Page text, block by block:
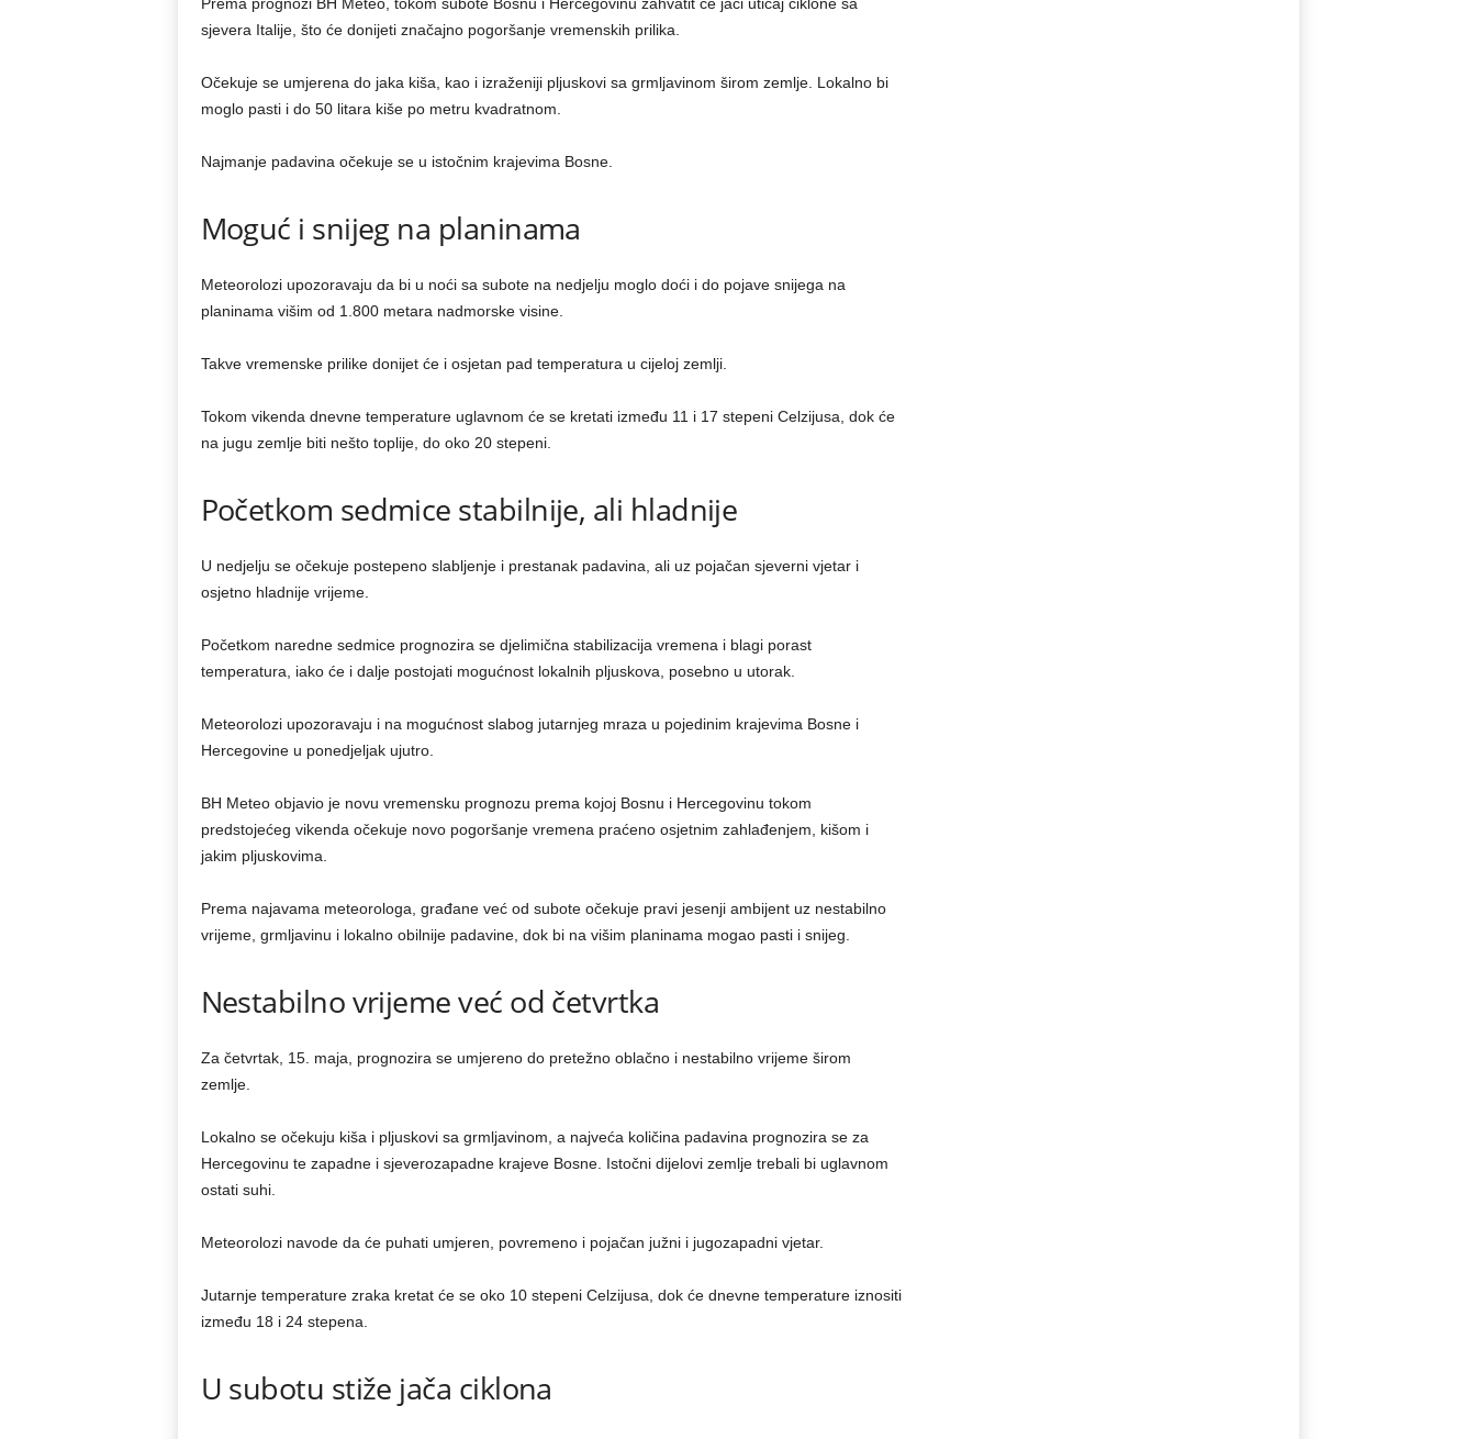
sjevera Italije, što će donijeti značajno pogoršanje vremenskih prilika.
Očekuje se umjerena do jaka kiša, kao i izraženiji pljuskovi sa grmljavinom širom zemlje. Lokalno bi
moglo pasti i do 50 litara kiše po metru kvadratnom.
Najmanje padavina očekuje se u istočnim krajevima Bosne.
Moguć i snijeg na planinama
Meteorolozi upozoravaju da bi u noći sa subote na nedjelju moglo doći i do pojave snijega na
planinama višim od 1.800 metara nadmorske visine.
Takve vremenske prilike donijet će i osjetan pad temperatura u cijeloj zemlji.
Tokom vikenda dnevne temperature uglavnom će se kretati između 11 i 17 stepeni Celzijusa, dok će
na jugu zemlje biti nešto toplije, do oko 20 stepeni.
Početkom sedmice stabilnije, ali hladnije
U nedjelju se očekuje postepeno slabljenje i prestanak padavina, ali uz pojačan sjeverni vjetar i
osjetno hladnije vrijeme.
Početkom naredne sedmice prognozira se djelimična stabilizacija vremena i blagi porast
temperatura, iako će i dalje postojati mogućnost lokalnih pljuskova, posebno u utorak.
Meteorolozi upozoravaju i na mogućnost slabog jutarnjeg mraza u pojedinim krajevima Bosne i
Hercegovine u ponedjeljak ujutro.
BH Meteo objavio je novu vremensku prognozu prema kojoj Bosnu i Hercegovinu tokom
predstojećeg vikenda očekuje novo pogoršanje vremena praćeno osjetnim zahlađenjem, kišom i
jakim pljuskovima.
Prema najavama meteorologa, građane već od subote očekuje pravi jesenji ambijent uz nestabilno
vrijeme, grmljavinu i lokalno obilnije padavine, dok bi na višim planinama mogao pasti i snijeg.
Nestabilno vrijeme već od četvrtka
Za četvrtak, 15. maja, prognozira se umjereno do pretežno oblačno i nestabilno vrijeme širom
zemlje.
Lokalno se očekuju kiša i pljuskovi sa grmljavinom, a najveća količina padavina prognozira se za
Hercegovinu te zapadne i sjeverozapadne krajeve Bosne. Istočni dijelovi zemlje trebali bi uglavnom
ostati suhi.
Meteorolozi navode da će puhati umjeren, povremeno i pojačan južni i jugozapadni vjetar.
Jutarnje temperature zraka kretat će se oko 10 stepeni Celzijusa, dok će dnevne temperature iznositi
između 18 i 24 stepena.
U subotu stiže jača ciklona